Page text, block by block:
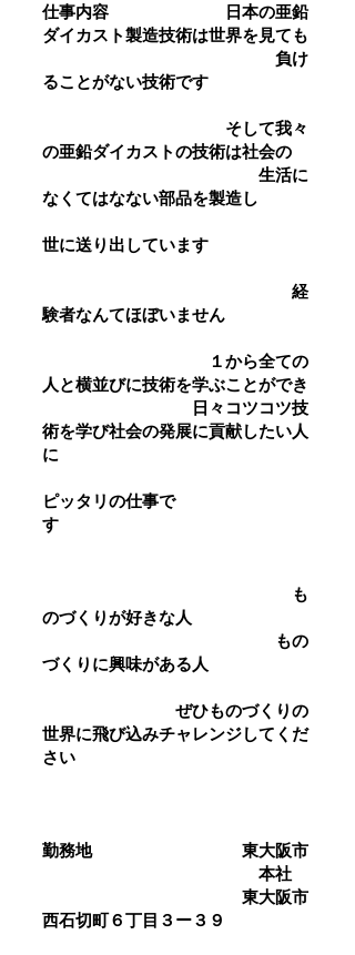
仕事内容 日本の亜鉛
ダイカスト製造技術は世界を見ても
負け
ることがない技術です
そして我々
の亜鉛ダイカストの技術は社会の
生活に
なくてはなない部品を製造し
世に送り出しています
経
験者なんてほぼいません
１から全ての
人と横並びに技術を学ぶことができ
日々コツコツ技
術を学び社会の発展に貢献したい人
に
ピッタリの仕事で
す
も
のづくりが好きな人
もの
づくりに興味がある人
​ ぜひものづくりの
世界に飛び込みチャレンジしてくだ
さい
勤務地 東大阪市
本社
東大阪市
西石切町６丁目３ー３９